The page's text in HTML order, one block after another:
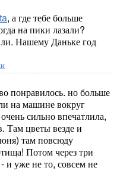
, а где тебе больше
на пики лазали?
ли. Нашему Даньке год
понравилось. но больше
на машине вокруг
сильно впечатлила,
Там цветы везде и
там повсюду
Потом через три
и уже не то, совсем не